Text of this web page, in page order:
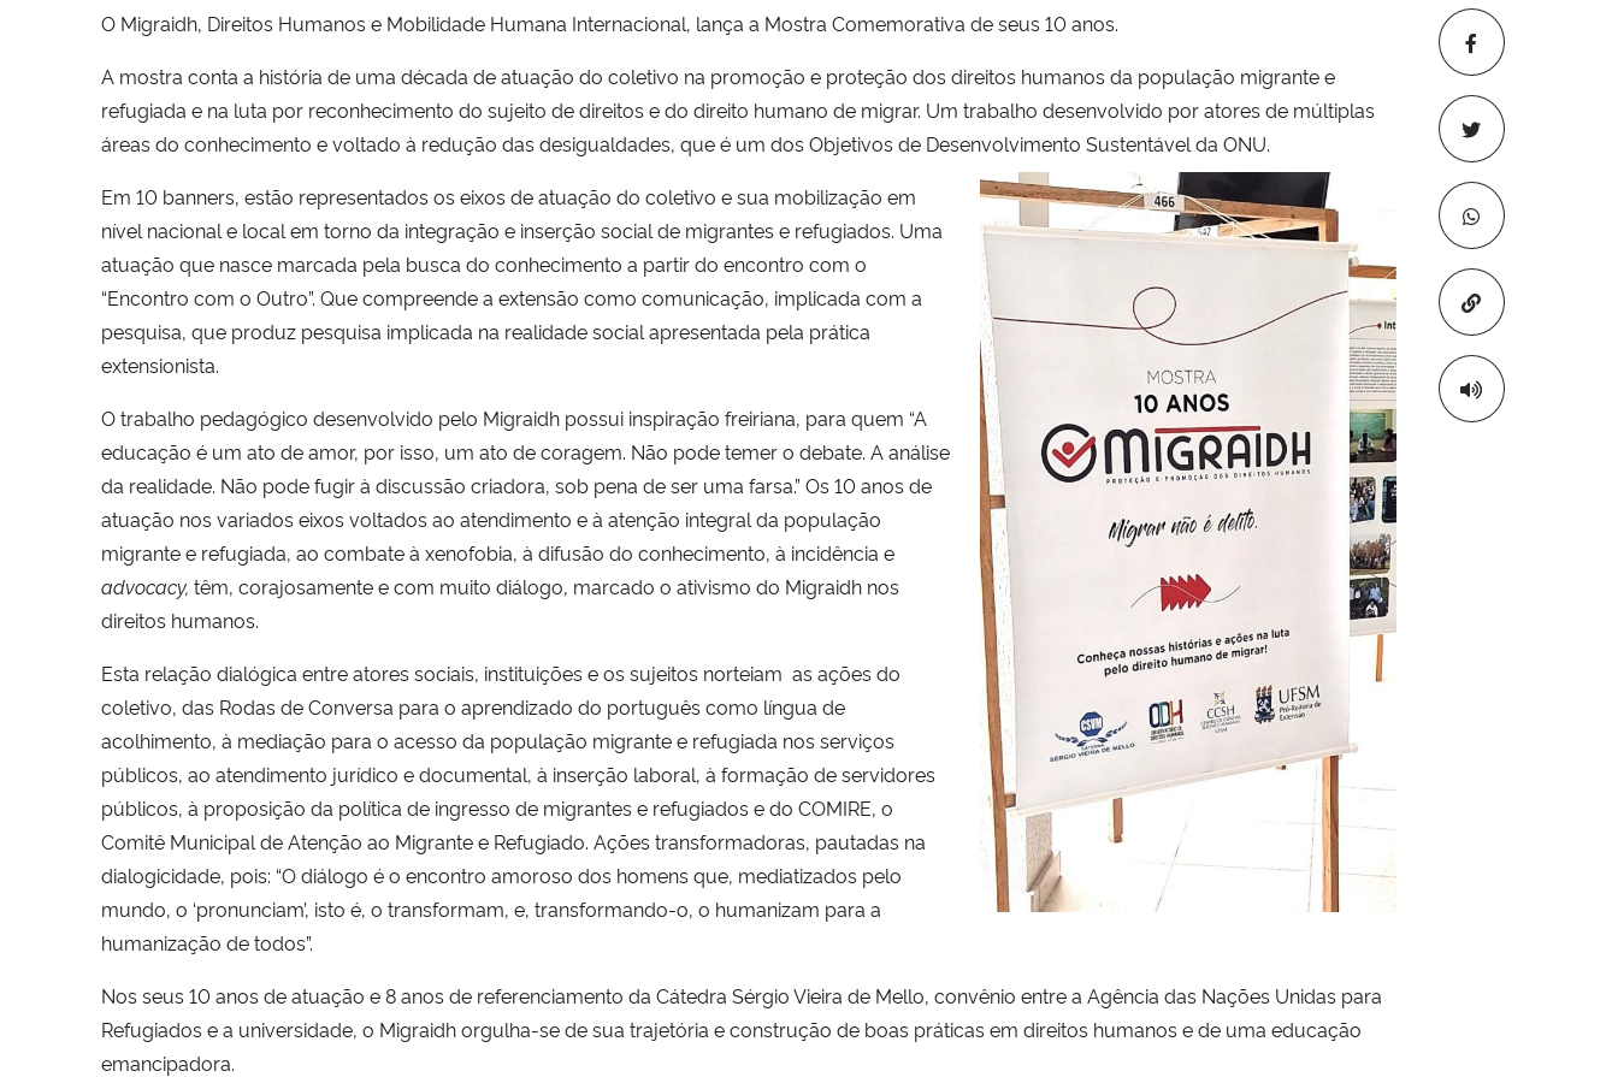
Copiar para
O Migraidh, Direitos Humanos e Mobilidade Humana Internacional, lança a Mostra Comemorativa de seus 10 anos.
A mostra conta a história de uma década de atuação do coletivo na promoção e proteção dos direitos humanos da população migrante e
refugiada e na luta por reconhecimento do sujeito de direitos e do direito humano de migrar. Um trabalho desenvolvido por atores de múltiplas
áreas do conhecimento e voltado à redução das desigualdades, que é um dos Objetivos de Desenvolvimento Sustentável da ONU.
Em 10 banners, estão representados os eixos de atuação do coletivo e sua mobilização em
nível nacional e local em torno da integração e inserção social de migrantes e refugiados. Uma
atuação que nasce marcada pela busca do conhecimento a partir do encontro com o
“Encontro com o Outro”. Que compreende a extensão como comunicação, implicada com a
pesquisa, que produz pesquisa implicada na realidade social apresentada pela prática
extensionista.
O trabalho pedagógico desenvolvido pelo Migraidh possui inspiração freiriana, para quem “A
educação é um ato de amor, por isso, um ato de coragem. Não pode temer o debate. A análise
da realidade. Não pode fugir à discussão criadora, sob pena de ser uma farsa.” Os 10 anos de
atuação nos variados eixos voltados ao atendimento e à atenção integral da população
migrante e refugiada, ao combate à xenofobia, à difusão do conhecimento, à incidência e
advocacy, têm, corajosamente e com muito diálogo, marcado o ativismo do Migraidh nos
direitos humanos.
Esta relação dialógica entre atores sociais, instituições e os sujeitos norteiam as ações do
coletivo, das Rodas de Conversa para o aprendizado do português como língua de
acolhimento, à mediação para o acesso da população migrante e refugiada nos serviços
públicos, ao atendimento jurídico e documental, à inserção laboral, à formação de servidores
públicos, à proposição da política de ingresso de migrantes e refugiados e do COMIRE, o
Comitê Municipal de Atenção ao Migrante e Refugiado. Ações transformadoras, pautadas na
dialogicidade, pois: “O diálogo é o encontro amoroso dos homens que, mediatizados pelo
mundo, o ‘pronunciam’, isto é, o transformam, e, transformando-o, o humanizam para a
humanização de todos”.
Nos seus 10 anos de atuação e 8 anos de referenciamento da Cátedra Sérgio Vieira de Mello, convênio entre a Agência das Nações Unidas para
Refugiados e a universidade, o Migraidh orgulha-se de sua trajetória e construção de boas práticas em direitos humanos e de uma educação
emancipadora.